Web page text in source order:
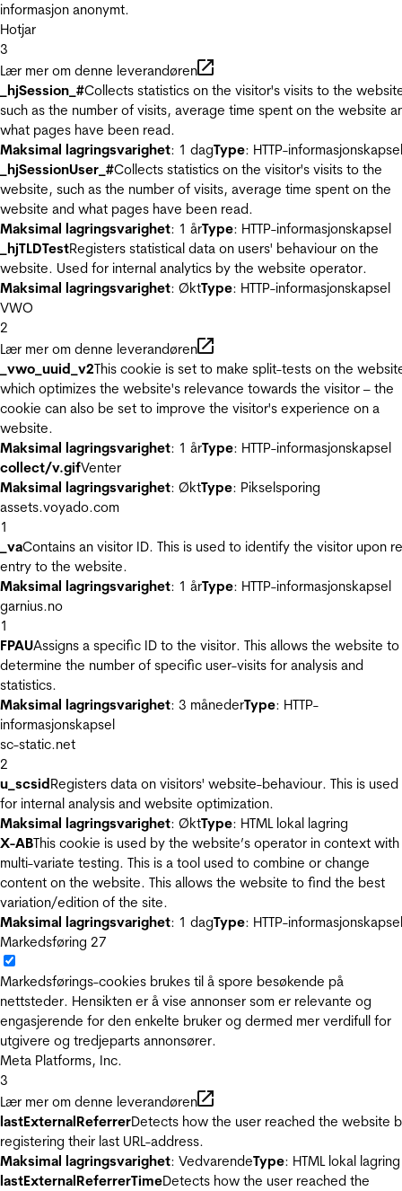
informasjon anonymt.
Hotjar
3
Lær mer om denne leverandøren
_hjSession_#Collects statistics on the visitor's visits to the
such as the number of visits, average time spent on the website
what pages have been read.
Maksimal lagringsvarighet: 1 dagType: HTTP-informasjonskapsel
_hjSessionUser_#Collects statistics on the visitor's visits to the
website, such as the number of visits, average time spent on the
website and what pages have been read.
Maksimal lagringsvarighet: 1 årType: HTTP-informasjonskapsel
_hjTLDTestRegisters statistical data on users' behaviour on the
website. Used for internal analytics by the website operator.
Maksimal lagringsvarighet: ØktType: HTTP-informasjonskapsel
VWO
2
Lær mer om denne leverandøren
_vwo_uuid_v2This cookie is set to make split-tests on the
which optimizes the website's relevance towards the visitor – the
cookie can also be set to improve the visitor's experience on a
website.
Maksimal lagringsvarighet: 1 årType: HTTP-informasjonskapsel
collect/v.gifVenter
Maksimal lagringsvarighet: ØktType: Pikselsporing
assets.voyado.com
1
_vaContains an visitor ID. This is used to identify the visitor upon
entry to the website.
Maksimal lagringsvarighet: 1 årType: HTTP-informasjonskapsel
garnius.no
1
FPAUAssigns a specific ID to the visitor. This allows the website to
determine the number of specific user-visits for analysis and
statistics.
Maksimal lagringsvarighet: 3 månederType: HTTP-
informasjonskapsel
sc-static.net
2
u_scsidRegisters data on visitors' website-behaviour. This is used
for internal analysis and website optimization.
Maksimal lagringsvarighet: ØktType: HTML lokal lagring
X-ABThis cookie is used by the website’s operator in context with
multi-variate testing. This is a tool used to combine or change
content on the website. This allows the website to find the best
variation/edition of the site.
Maksimal lagringsvarighet: 1 dagType: HTTP-informasjonskapsel
Markedsføring 27
Markedsførings-cookies brukes til å spore besøkende på
nettsteder. Hensikten er å vise annonser som er relevante og
engasjerende for den enkelte bruker og dermed mer verdifull for
utgivere og tredjeparts annonsører.
Meta Platforms, Inc.
3
Lær mer om denne leverandøren
lastExternalReferrerDetects how the user reached the website
registering their last URL-address.
Maksimal lagringsvarighet: VedvarendeType: HTML lokal lagring
lastExternalReferrerTimeDetects how the user reached the